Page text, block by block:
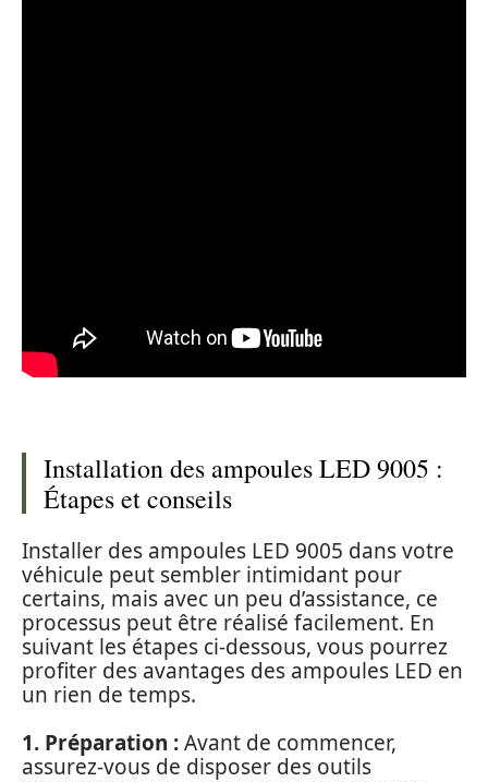
Installation des ampoules LED 9005 :
Étapes et conseils
Installer des ampoules LED 9005 dans votre
véhicule peut sembler intimidant pour
certains, mais avec un peu d’assistance, ce
processus peut être réalisé facilement. En
suivant les étapes ci-dessous, vous pourrez
profiter des avantages des ampoules LED en
un rien de temps.
1. Préparation :Avant de commencer,
assurez-vous de disposer des outils